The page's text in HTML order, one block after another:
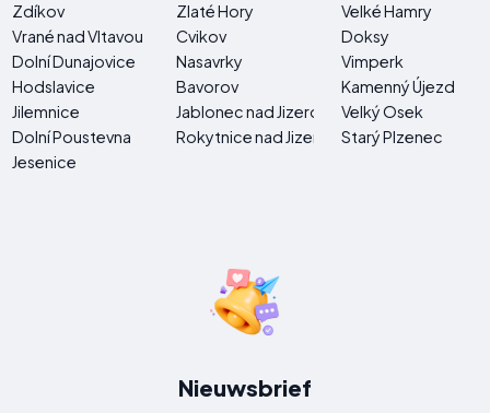
Zdíkov
Zlaté Hory
Velké Hamry
Vrané nad Vltavou
Cvikov
Doksy
Dolní Dunajovice
Nasavrky
Vimperk
Hodslavice
Bavorov
Kamenný Újezd
Jilemnice
Jablonec nad Jizerou
Velký Osek
Dolní Poustevna
Rokytnice nad Jizerou
Starý Plzenec
Jesenice
Nieuwsbrief